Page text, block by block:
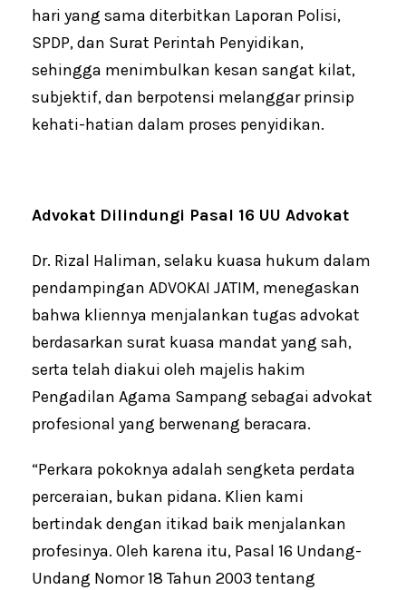
hari yang sama diterbitkan Laporan Polisi,
SPDP, dan Surat Perintah Penyidikan,
sehingga menimbulkan kesan sangat kilat,
subjektif, dan berpotensi melanggar prinsip
kehati-hatian dalam proses penyidikan.
Advokat Dilindungi Pasal 16 UU Advokat
Dr. Rizal Haliman, selaku kuasa hukum dalam
pendampingan ADVOKAI JATIM, menegaskan
bahwa kliennya menjalankan tugas advokat
berdasarkan surat kuasa mandat yang sah,
serta telah diakui oleh majelis hakim
Pengadilan Agama Sampang sebagai advokat
profesional yang berwenang beracara.
“Perkara pokoknya adalah sengketa perdata
perceraian, bukan pidana. Klien kami
bertindak dengan itikad baik menjalankan
profesinya. Oleh karena itu, Pasal 16 Undang-
Undang Nomor 18 Tahun 2003 tentang